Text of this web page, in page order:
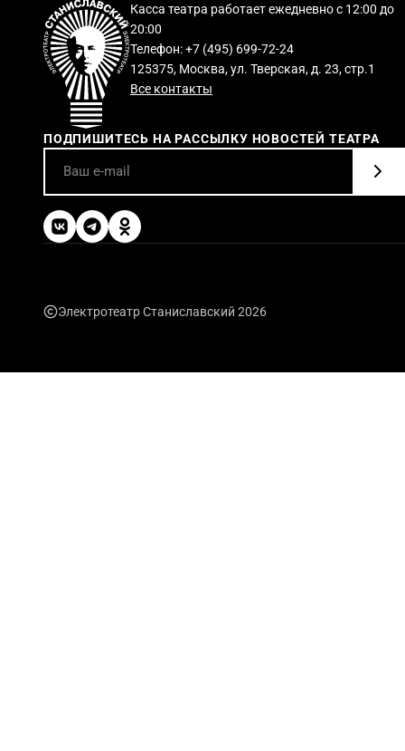
Касса театра работает ежедневно с 12:00 до
20:00
Телефон: +7 (495) 699-72-24
125375, Москва, ул. Тверская, д. 23, стр.1
Все контакты
ПОДПИШИТЕСЬ НА РАССЫЛКУ НОВОСТЕЙ ТЕАТРА
Электротеатр Станиславский 2026